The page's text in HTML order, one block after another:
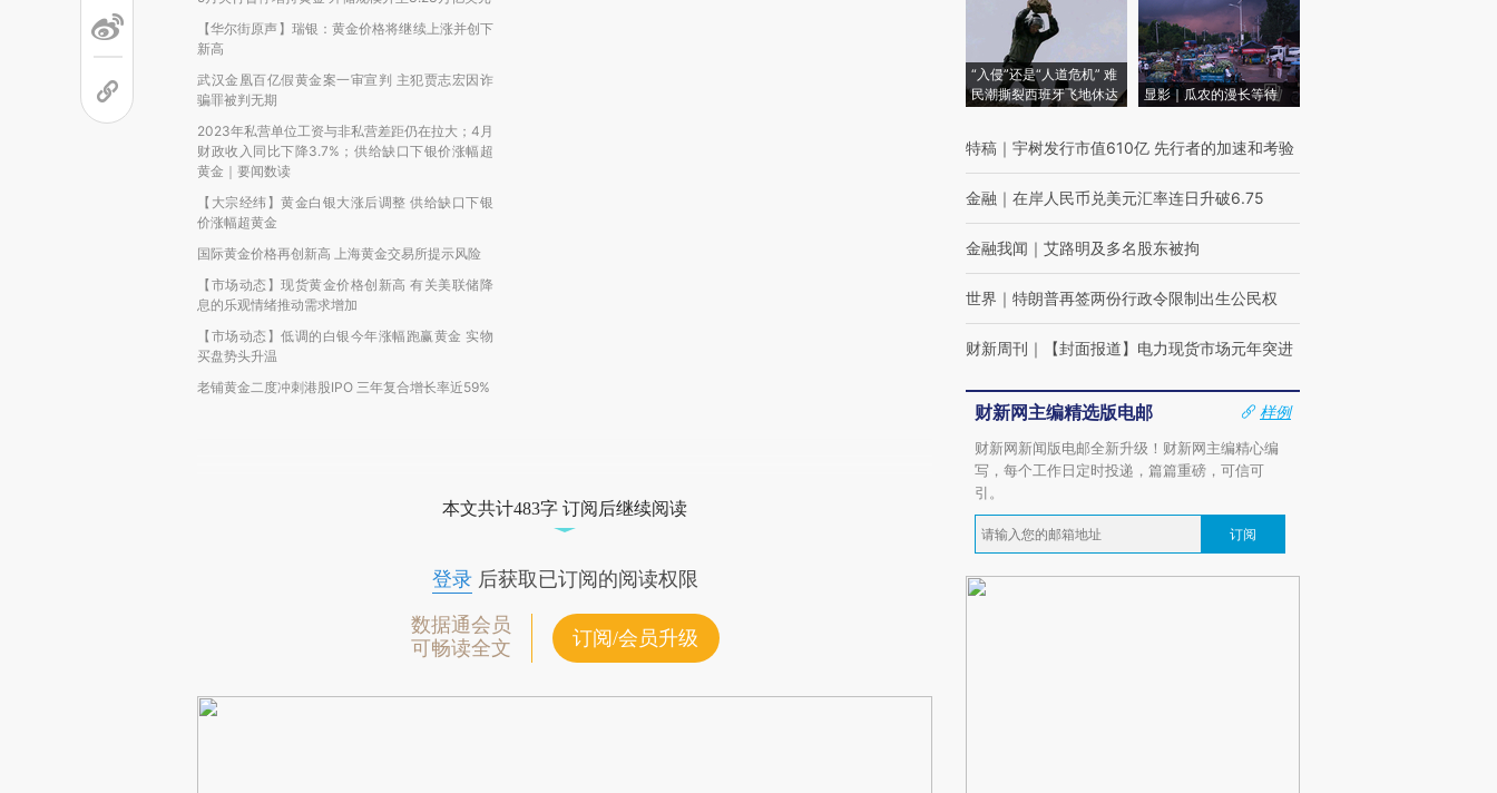
【华尔街原声】瑞银：黄金价格将继续上涨并创下
新高
武汉金凰百亿假黄金案一审宣判 主犯贾志宏因诈
骗罪被判无期
2023年私营单位工资与非私营差距仍在拉大；4月
财政收入同比下降3.7%；供给缺口下银价涨幅超
黄金｜要闻数读
【大宗经纬】黄金白银大涨后调整 供给缺口下银
价涨幅超黄金
国际黄金价格再创新高 上海黄金交易所提示风险
【市场动态】现货黄金价格创新高 有关美联储降
息的乐观情绪推动需求增加
【市场动态】低调的白银今年涨幅跑赢黄金 实物
买盘势头升温
老铺黄金二度冲刺港股IPO 三年复合增长率近59%
本文共计483字 订阅后继续阅读
登录后获取已订阅的阅读权限
数据通会员
可畅读全文
订阅/会员升级
“入侵”还是“人道危机” 难
民潮撕裂西班牙飞地休达
显影｜瓜农的漫长等待
特稿 ｜ 宇树发行市值610亿 先行者的加速和考验
金融 ｜ 在岸人民币兑美元汇率连日升破6.75
金融我闻 ｜ 艾路明及多名股东被拘
世界 ｜ 特朗普再签两份行政令限制出生公民权
财新周刊 ｜ 【封面报道】电力现货市场元年突进
财新网主编精选版电邮
样例
财新网新闻版电邮全新升级！财新网主编精心编
写，每个工作日定时投递，篇篇重磅，可信可
引。
订阅